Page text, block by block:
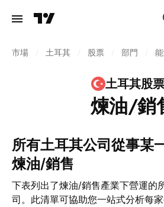
市場 土耳其 股票 部門
土耳其股票
煉油/銷
所有土耳其公司從事某一行業的公司：
煉油/銷售
下表列出了煉油/銷售產業下營運的
司。此清單可協助您一站式分析每